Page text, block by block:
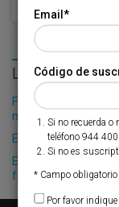
LO MÁS LEÍDO
Fribasa refuerza su
nueva base en
El Puerto de
El tráfico de
febrero
Email*
Código de
Si no recuerda o
teléfono 944
Si no es
* Campo obligatorio
Por favor